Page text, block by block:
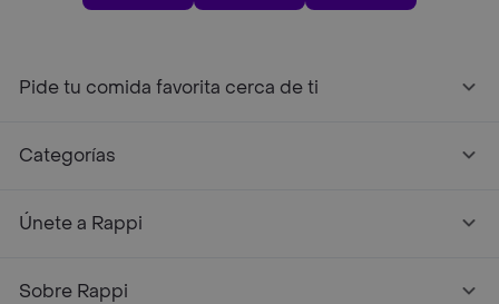
Pide tu comida favorita cerca de ti
Categorías
Únete a Rappi
Sobre Rappi